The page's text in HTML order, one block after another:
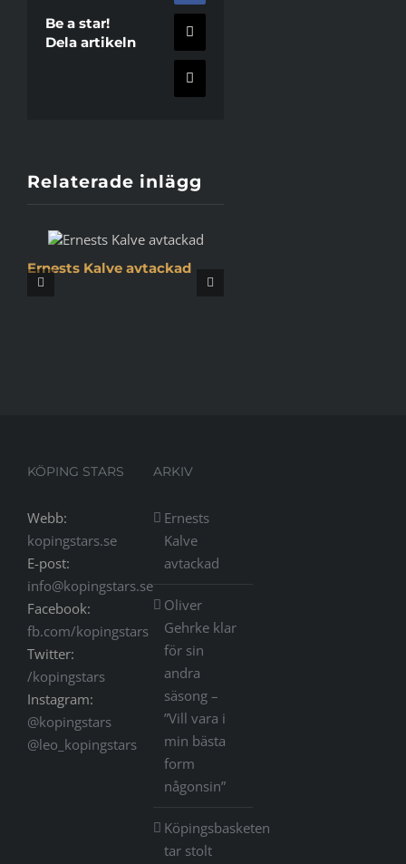
Be a star!
Dela artikeln
X
E-
post
Relaterade inlägg
Ernests Kalve avtackad
KÖPING STARS
Webb:
kopingstars.se
E-post:
info@kopingstars.se
Facebook:
fb.com/kopingstars
Twitter:
/kopingstars
Instagram:
@kopingstars
@leo_kopingstars
ARKIV
Ernests
Kalve
avtackad
Oliver
Gehrke klar
för sin
andra
säsong –
”Vill vara i
min bästa
form
någonsin”
Köpingsbasketen
tar stolt